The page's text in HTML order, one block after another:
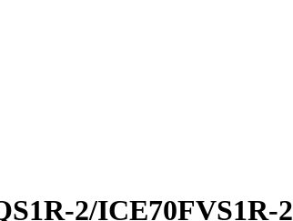
2/ICE70FVS1R-2